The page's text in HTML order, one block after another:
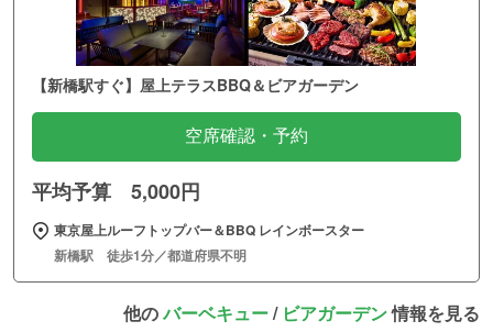
【新橋駅すぐ】屋上テラスBBQ＆ビアガーデン
空席確認・予約
平均予算 5,000円
東京屋上ルーフトップバー＆BBQ レインボースター
新橋駅 徒歩1分／都道府県不明
他のバーベキュー/ ビアガーデン情報を見る